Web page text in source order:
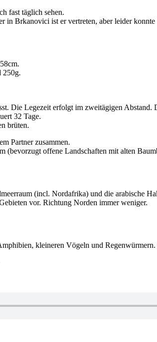
fast täglich sehen.
Brkanovici ist er vertreten, aber leider
250g.
Die Legezeit erfolgt im zweitägigen
32 Tage.
brüten.
Partner zusammen.
offene Landschaften mit alten
(incl. Nordafrika) und die arabische
vor. Richtung Norden immer weniger.
kleineren Vögeln und